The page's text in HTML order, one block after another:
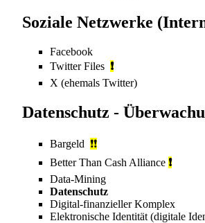
Soziale Netzwerke
Facebook
Twitter Files ❗
X (ehemals Twitter)
Datenschutz -
Bargeld ❗❗
Better Than Cash Alliance ❗
Data-Mining
Datenschutz
Digital-finanzieller Komplex
Elektronische Identität (digitale